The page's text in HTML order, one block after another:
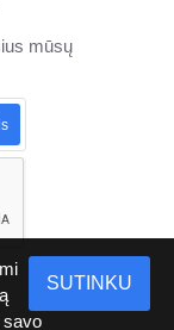
mūsų
SUTINKU
savo